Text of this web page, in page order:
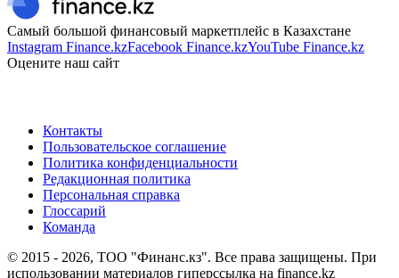
Самый большой финансовый маркетплейс в Казахстане
Instagram Finance.kzFacebook Finance.kzYouTube Finance.kz
Оцените наш сайт
Контакты
Пользовательское соглашение
Политика конфиденциальности
Редакционная политика
Персональная справка
Глоссарий
Команда
© 2015 - 2026, ТОО "Финанс.кз". Все права защищены. При
использовании материалов гиперссылка на finance.kz